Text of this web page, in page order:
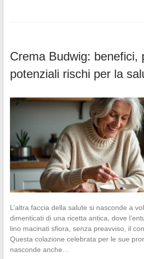
Crema Budwig: benefici,
potenziali rischi per la
L’altra faccia della salute si nasconde a
dimenticati di una ricetta antica, dove
lino macinati sfiora, senza preavviso, il
Questa colazione celebrata per le sue
nasconde anche…